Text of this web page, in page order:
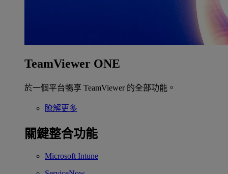
TeamViewer ONE
於一個平台暢享 TeamViewer 的全部功能。
瞭解更多
關鍵整合功能
Microsoft Intune